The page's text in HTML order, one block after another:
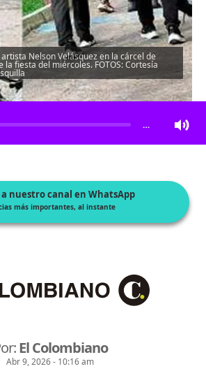
Nelson Velásquez en la cárcel de
la fiesta del miércoles. FOTOS: Cortesía
el artículo
…
nuestro canal en WhatsApp
más importantes, al instante
El Colombiano
Abr 9, 2026 - 10:16 am